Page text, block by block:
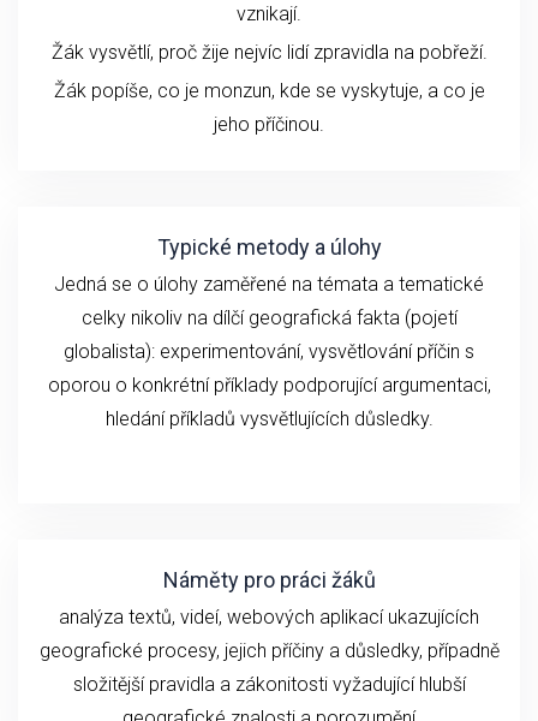
vznikají.
Žák vysvětlí, proč žije nejvíc lidí zpravidla na pobřeží.
Žák popíše, co je monzun, kde se vyskytuje, a co je
jeho příčinou.
Typické metody a úlohy
Jedná se o úlohy zaměřené na témata a tematické
celky nikolivna dílčí geografická fakta (pojetí
globalista): experimentování, vysvětlování příčin s
oporou o konkrétní příklady podporující argumentaci,
hledání příkladů vysvětlujících důsledky.
Náměty pro práci žáků
analýza textů, videí, webových aplikací ukazujících
geografické procesy, jejich příčiny a důsledky, případně
složitější pravidla a zákonitosti vyžadující hlubší